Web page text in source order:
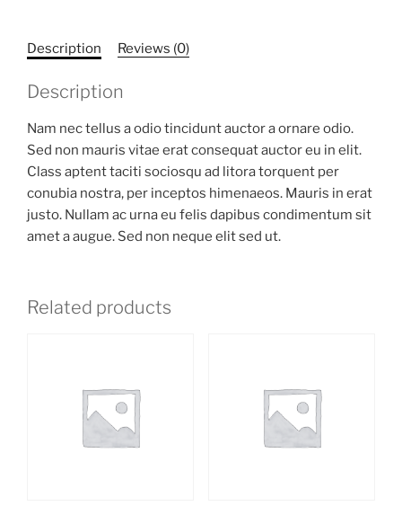
Description Reviews (0)
Description
Nam nec tellus a odio tincidunt auctor a ornare odio.
Sed non mauris vitae erat consequat auctor eu in elit.
Class aptent taciti sociosqu ad litora torquent per
conubia nostra, per inceptos himenaeos. Mauris in erat
justo. Nullam ac urna eu felis dapibus condimentum sit
amet a augue. Sed non neque elit sed ut.
Related products